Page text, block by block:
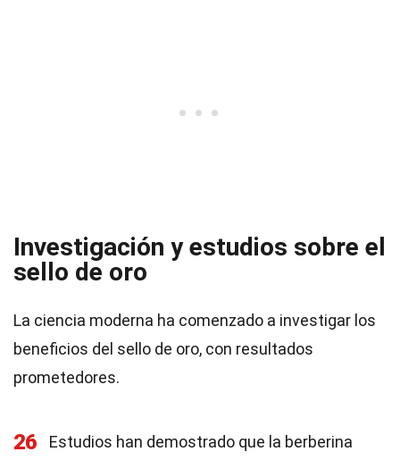
Investigación y estudios sobre el
sello de oro
La ciencia moderna ha comenzado a investigar los
beneficios del sello de oro, con resultados
prometedores.
26
Estudios han demostrado que la berberina